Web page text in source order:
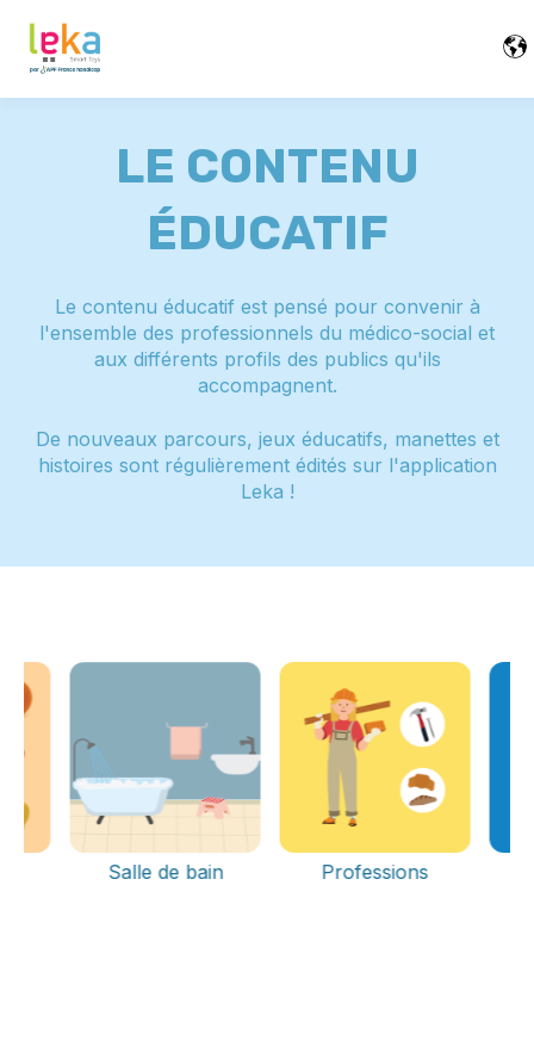
LE CONTENU
ÉDUCATIF
Le contenu éducatif est pensé pour convenir à
l'ensemble des professionnels du médico-social et
aux différents profils des publics qu'ils
accompagnent.
De nouveaux parcours, jeux éducatifs, manettes et
histoires sont régulièrement édités sur l'application
Leka !
Salle de bain Professions